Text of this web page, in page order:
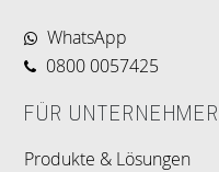
WhatsApp
0800 0057425
FÜR UNTERNEHMER
Produkte & Lösungen